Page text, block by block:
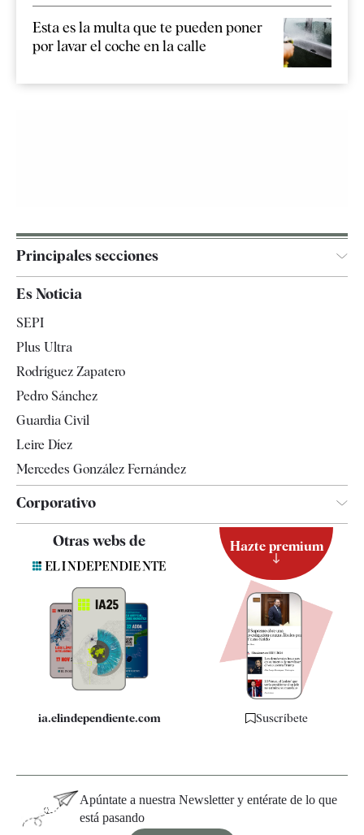
Esta es la multa que te pueden poner
por lavar el coche en la calle
Principales secciones
España
Televisión
Es Noticia
SEPI
Plus Ultra
Rodríguez Zapatero
Pedro Sánchez
Guardia Civil
Leire Díez
Mercedes González Fernández
Corporativo
Contacto
Quiénes somos
Especificaciones
Otras webs de
ia.elindependiente.com
Hazte premium
Suscríbete
Apúntate a nuestra Newsletter y entérate de lo que
está pasando